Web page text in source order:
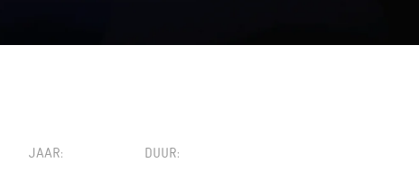
TICKETS
JAAR DUUR